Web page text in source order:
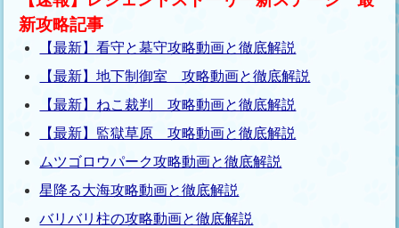
新攻略記事
【最新】看守と墓守攻略動画と徹底解説
【最新】地下制御室 攻略動画と徹底解説
【最新】ねこ裁判 攻略動画と徹底解説
【最新】監獄草原 攻略動画と徹底解説
ムツゴロウパーク攻略動画と徹底解説
星降る大海攻略動画と徹底解説
バリバリ柱の攻略動画と徹底解説